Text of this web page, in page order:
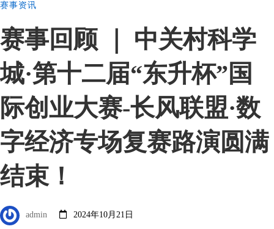
赛事资讯
赛事回顾 ｜ 中关村科学
城·第十二届“东升杯”国
际创业大赛-长风联盟·数
字经济专场复赛路演圆满
结束！
admin 2024年10月21日